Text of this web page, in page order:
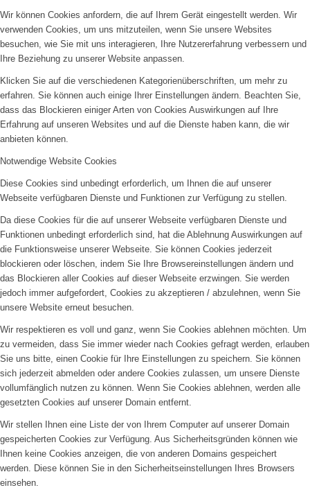
Wir können Cookies anfordern, die auf Ihrem Gerät eingestellt werden. Wir
verwenden Cookies, um uns mitzuteilen, wenn Sie unsere Websites
besuchen, wie Sie mit uns interagieren, Ihre Nutzererfahrung verbessern und
Ihre Beziehung zu unserer Website anpassen.
Klicken Sie auf die verschiedenen Kategorienüberschriften, um mehr zu
erfahren. Sie können auch einige Ihrer Einstellungen ändern. Beachten Sie,
dass das Blockieren einiger Arten von Cookies Auswirkungen auf Ihre
Erfahrung auf unseren Websites und auf die Dienste haben kann, die wir
anbieten können.
Notwendige Website Cookies
Diese Cookies sind unbedingt erforderlich, um Ihnen die auf unserer
Webseite verfügbaren Dienste und Funktionen zur Verfügung zu stellen.
Da diese Cookies für die auf unserer Webseite verfügbaren Dienste und
Funktionen unbedingt erforderlich sind, hat die Ablehnung Auswirkungen auf
die Funktionsweise unserer Webseite. Sie können Cookies jederzeit
blockieren oder löschen, indem Sie Ihre Browsereinstellungen ändern und
das Blockieren aller Cookies auf dieser Webseite erzwingen. Sie werden
jedoch immer aufgefordert, Cookies zu akzeptieren / abzulehnen, wenn Sie
unsere Website erneut besuchen.
Wir respektieren es voll und ganz, wenn Sie Cookies ablehnen möchten. Um
zu vermeiden, dass Sie immer wieder nach Cookies gefragt werden, erlauben
Sie uns bitte, einen Cookie für Ihre Einstellungen zu speichern. Sie können
sich jederzeit abmelden oder andere Cookies zulassen, um unsere Dienste
vollumfänglich nutzen zu können. Wenn Sie Cookies ablehnen, werden alle
gesetzten Cookies auf unserer Domain entfernt.
Wir stellen Ihnen eine Liste der von Ihrem Computer auf unserer Domain
gespeicherten Cookies zur Verfügung. Aus Sicherheitsgründen können wie
Ihnen keine Cookies anzeigen, die von anderen Domains gespeichert
werden. Diese können Sie in den Sicherheitseinstellungen Ihres Browsers
einsehen.